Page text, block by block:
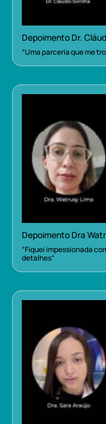
Depoimento Dr.
“Uma parceria que me
Depoimento Dra
“Fiquei impessionada
detalhes”